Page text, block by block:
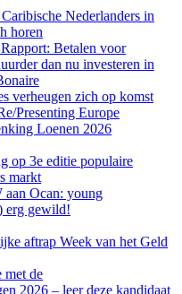
Nederlanders in
horen
Betalen voor
dan nu investeren in
verheugen zich op komst
Presenting Europe
Loenen 2026
op 3e editie populaire
markt
aan Ocan: young
erg gewild!
aftrap Week van het Geld
met de
2026 – leer deze kandidaat